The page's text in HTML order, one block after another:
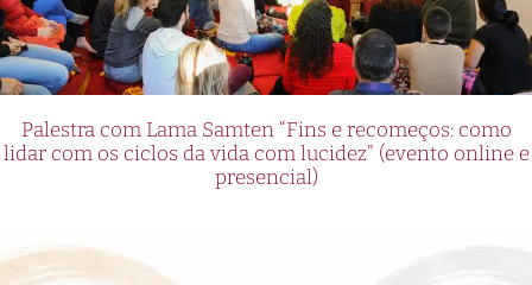
Palestra com Lama Samten “Fins e recomeços: como
lidar com os ciclos da vida com lucidez” (evento online e
presencial)